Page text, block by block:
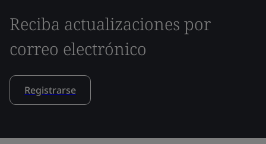
Reciba actualizaciones por
correo electrónico
Registrarse